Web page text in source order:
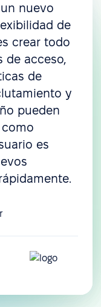
nuevo
de
crear todo
de acceso,
de
y
pueden
es